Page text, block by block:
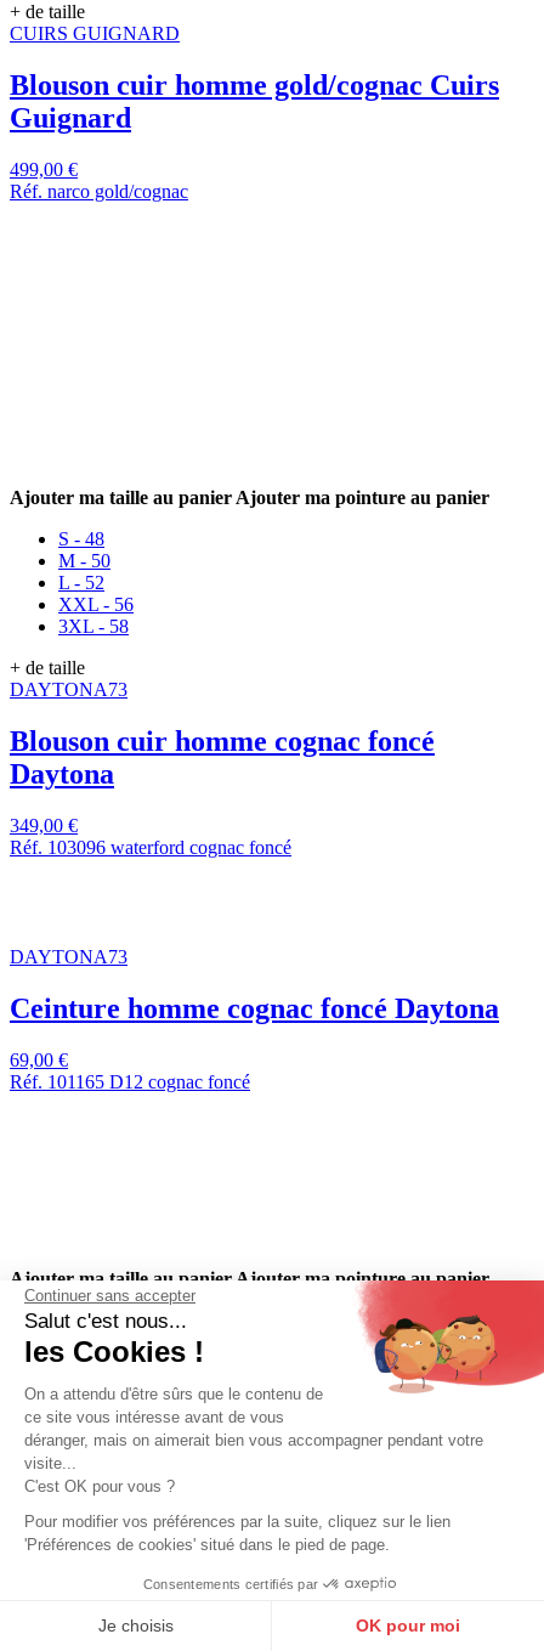
Continuer sans accepter
Salut c'est nous...
les Cookies !
On a attendu d'être sûrs que le contenu de
ce site vous intéresse avant de vous
déranger, mais on aimerait bien vous accompagner pendant votre
visite...
C'est OK pour vous ?
Pour modifier vos préférences par la suite, cliquez sur le lien
'Préférences de cookies' situé dans le pied de page.
Consentements certifiés par
Je choisis OK pour moi
+ de taille
CUIRS GUIGNARD
Blouson cuir homme gold/cognac Cuirs
Guignard
499,00 €
Réf. narco gold/cognac
Ajouter ma taille au panier Ajouter ma pointure au panier
S - 48
M - 50
L - 52
XXL - 56
3XL - 58
+ de taille
DAYTONA73
Blouson cuir homme cognac foncé
Daytona
349,00 €
Réf. 103096 waterford cognac foncé
DAYTONA73
Ceinture homme cognac foncé Daytona
69,00 €
Réf. 101165 D12 cognac foncé
Ajouter ma taille au panier Ajouter ma pointure au panier
S - 48
+ de taille
CUIRS GUIGNARD
Blouson cuir homme cognac24 Cuirs
Guignard
229,00 €
399,00 €